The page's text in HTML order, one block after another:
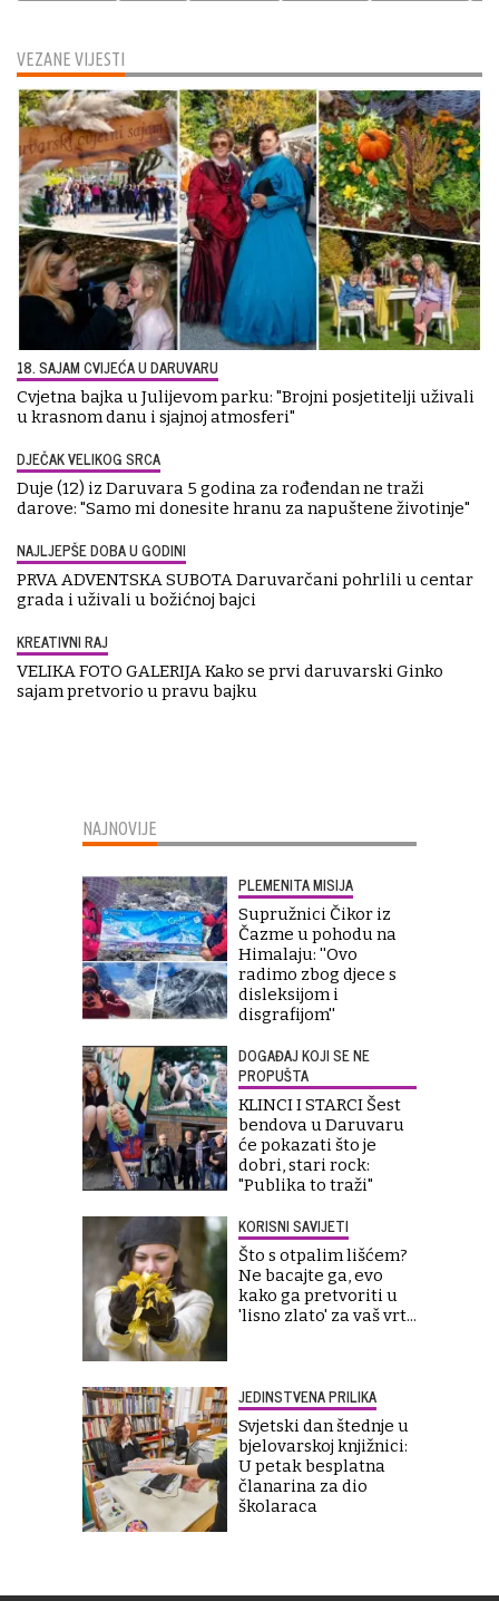
VEZANE VIJESTI
18. SAJAM CVIJEĆA U DARUVARU
Cvjetna bajka u Julijevom parku: "Brojni posjetitelji uživali
u krasnom danu i sjajnoj atmosferi"
DJEČAK VELIKOG SRCA
Duje (12) iz Daruvara 5 godina za rođendan ne traži
darove: "Samo mi donesite hranu za napuštene životinje"
NAJLJEPŠE DOBA U GODINI
PRVA ADVENTSKA SUBOTA Daruvarčani pohrlili u centar
grada i uživali u božićnoj bajci
KREATIVNI RAJ
VELIKA FOTO GALERIJA Kako se prvi daruvarski Ginko
sajam pretvorio u pravu bajku
NAJNOVIJE
PLEMENITA MISIJA
Supružnici Čikor iz
Čazme u pohodu na
Himalaju: ''Ovo
radimo zbog djece s
disleksijom i
disgrafijom''
DOGAĐAJ KOJI SE NE
PROPUŠTA
KLINCI I STARCI Šest
bendova u Daruvaru
će pokazati što je
dobri, stari rock:
"Publika to traži"
KORISNI SAVIJETI
Što s otpalim lišćem?
Ne bacajte ga, evo
kako ga pretvoriti u
'lisno zlato' za vaš vrt...
JEDINSTVENA PRILIKA
Svjetski dan štednje u
bjelovarskoj knjižnici:
U petak besplatna
članarina za dio
školaraca